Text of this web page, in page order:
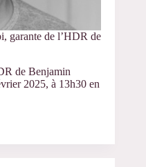
garante de l’HDR de
de Benjamin
2025, à 13h30 en